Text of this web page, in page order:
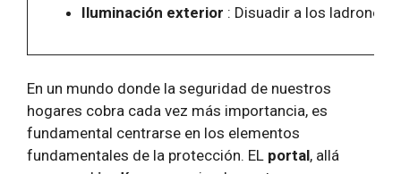
Iluminación exterior : Disuadir a los ladrones
En un mundo donde la seguridad de nuestros
hogares cobra cada vez más importancia, es
fundamental centrarse en los elementos
fundamentales de la protección. EL portal, allá